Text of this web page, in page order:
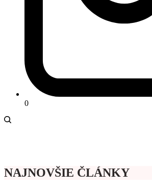
0
NAJNOVŠIE ČLÁNKY